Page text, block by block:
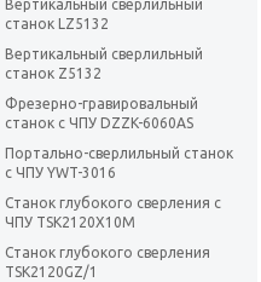
Вертикальный сверлильный
станок LZ5132
Вертикальный сверлильный
станок Z5132
Фрезерно-гравировальный
станок с ЧПУ DZZK-6060AS
Портально-сверлильный станок
с ЧПУ YWT-3016
Станок глубокого сверления с
ЧПУ TSK2120X10M
Станок глубокого сверления
TSK2120GZ/1